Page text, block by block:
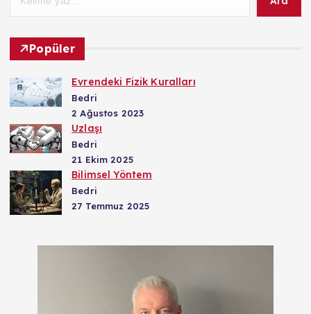
Popüler
Evrendeki Fizik Kuralları
Bedri
2 Ağustos 2023
Uzlaşı
Bedri
21 Ekim 2025
Bilimsel Yöntem
Bedri
27 Temmuz 2025